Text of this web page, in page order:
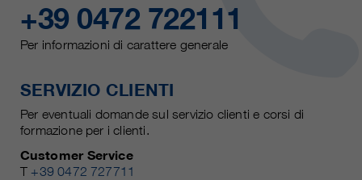
+39 0472 722111
Per informazioni di carattere generale
SERVIZIO CLIENTI
Per eventuali domande sul servizio clienti e corsi di
formazione per i clienti.
Customer Service
T +39 0472 727711